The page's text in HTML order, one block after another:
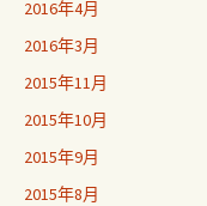
2016年4月
2016年3月
2015年11月
2015年10月
2015年9月
2015年8月